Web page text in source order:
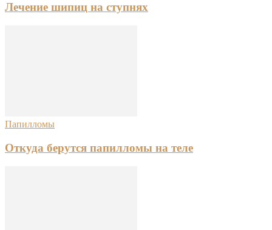
Лечение шипиц на ступнях
Папилломы
Откуда берутся папилломы на теле